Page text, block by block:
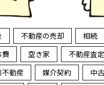
不動産の売却
相続
費
空き家
不動産査定
不動産
媒介契約
中